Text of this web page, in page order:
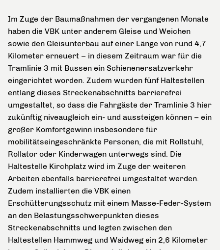
Im Zuge der Baumaßnahmen der vergangenen Monate
haben die VBK unter anderem Gleise und Weichen
sowie den Gleisunterbau auf einer Länge von rund 4,7
Kilometer erneuert – in diesem Zeitraum war für die
Tramlinie 3 mit Bussen ein Schienenersatzverkehr
eingerichtet worden. Zudem wurden fünf Haltestellen
entlang dieses Streckenabschnitts barrierefrei
umgestaltet, so dass die Fahrgäste der Tramlinie 3 hier
zukünftig niveaugleich ein- und aussteigen können – ein
großer Komfortgewinn insbesondere für
mobilitätseingeschränkte Personen, die mit Rollstuhl,
Rollator oder Kinderwagen unterwegs sind. Die
Haltestelle Kirchplatz wird im Zuge der weiteren
Arbeiten ebenfalls barrierefrei umgestaltet werden.
Zudem installierten die VBK einen
Erschütterungsschutz mit einem Masse-Feder-System
an den Belastungsschwerpunkten dieses
Streckenabschnitts und legten zwischen den
Haltestellen Hammweg und Waidweg ein 2,6 Kilometer